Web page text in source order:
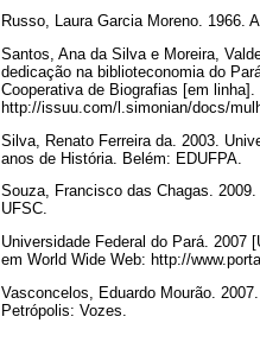
Russo, Laura Garcia Moreno. 1966.
Santos, Ana da Silva e Moreira,
dedicação na biblioteconomia do
Cooperativa de Biografias [em
http://issuu.com/l.simonian/docs/
Silva, Renato Ferreira da. 2003.
anos de História. Belém: EDUFPA.
Souza, Francisco das Chagas.
UFSC.
Universidade Federal do Pará. 2007
em World Wide Web: http://
Vasconcelos, Eduardo Mourão.
Petrópolis: Vozes.